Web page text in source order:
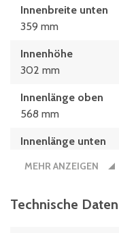
Innenbreite unten
359 mm
Innenhöhe
302 mm
Innenlänge oben
568 mm
Innenlänge unten
559 x 359 x 302 (mm)
MEHR ANZEIGEN
Technische Daten